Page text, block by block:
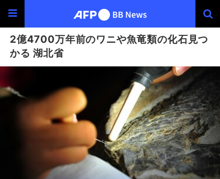
2億4700万年前のワニや魚竜類の化石見つ
かる 湖北省